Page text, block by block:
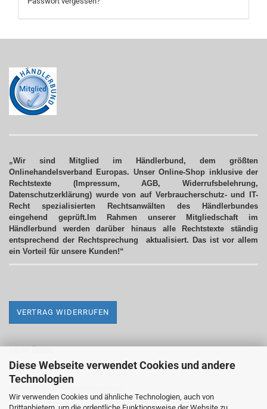
Diese Webseite verwendet Cookies und andere
Technologien
Wir verwenden Cookies und ähnliche Technologien, auch von
Drittanbietern, um die ordentliche Funktionsweise der Website zu
„Wir sind Mitglied im Händlerbund, dem größten
Onlinehandelsverband Europas. Unser Online-Shop inklusive der
Rechtstexte (Impressum, AGB, Widerrufsbelehrung,
Datenschutzerklärung) wurde von auf Verbraucherschutz- und IT-
Recht spezialisierten Rechtsanwälten des Händlerbundes
eingehend geprüft.Im Rahmen unserer Mitgliedschaft im
Händlerbund werden darüber hinaus alle Rechtstexte ständig
entsprechend der Rechtsprechung aktualisiert. Das ist vor allem
ein Vorteil für unsere Kunden!“
VERTRAG WIDERRUFEN
Impressum
Versand- & Zahlungsbedingungen